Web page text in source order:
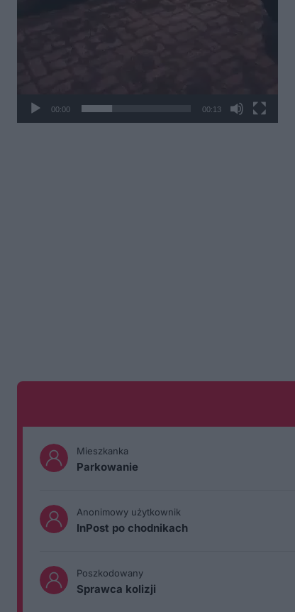
00:00 00:13
Mieszkanka
Parkowanie
Anonimowy użytkownik
InPost po chodnikach
Poszkodowany
Sprawca kolizji